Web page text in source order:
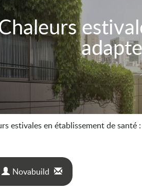
estivales en établissement de
Novabuild